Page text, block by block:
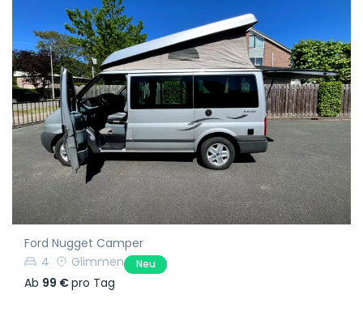
Ford Nugget Camper
4
Glimmen Neu
Ab 99 €pro Tag